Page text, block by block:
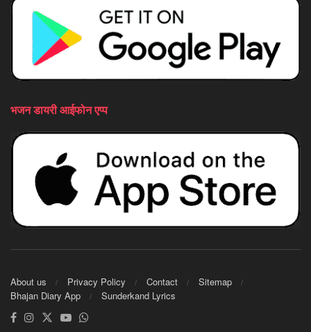
भजन डायरी आईफोन एप्प
About us Privacy Policy Contact
Sitemap
Bhajan Diary App
Sunderkand Lyrics